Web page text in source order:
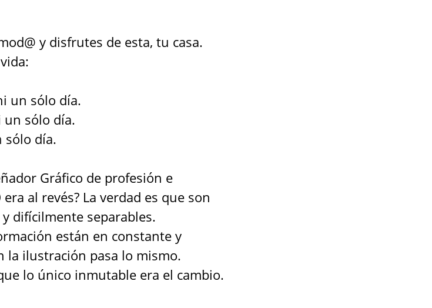
y disfrutes de esta, tu casa.
un sólo día.
un sólo día.
sólo día.
Gráfico de profesión e
al revés? La verdad es que son
difícilmente separables.
están en constante y
la ilustración pasa lo mismo.
lo único inmutable era el cambio.